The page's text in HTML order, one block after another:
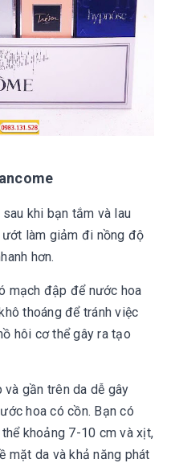
khi bạn tắm và lau
làm giảm đi nồng độ
hơn.
mạch đập để nước hoa
thoáng để tránh việc
hôi cơ thể gây ra tạo
gần trên da dễ gây
hoa có cồn. Bạn có
khoảng 7-10 cm và xịt,
mặt da và khả năng phát